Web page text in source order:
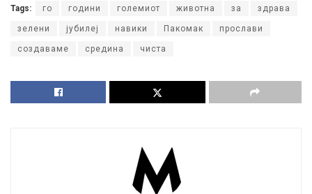
Tags: го години големиот животна за здрава
зелени јубилеј навики Пакомак прослави
создаваме средина чиста